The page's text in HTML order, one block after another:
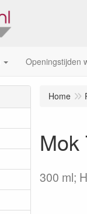
Openingstijden
Home
Mok
300 ml;